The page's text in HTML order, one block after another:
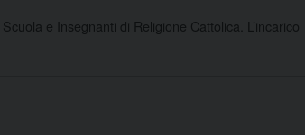
e Insegnanti di Religione Cattolica. L’incarico